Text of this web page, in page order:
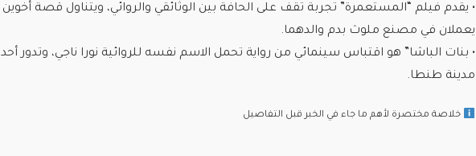
• يقدم فيلم “المستعمرة” تجربة تقف على الحافة بين الوثائقي والروائي، ويتناول قصة أخوين
يعملان في مصنع ملوث بدم والدهما.
• بنات الباشا” هو اقتباس سينمائي من رواية تحمل الاسم نفسه للروائية نورا ناجي، وتدور
مدينة طنطا.
خلاصة مختصرة لأهم ما جاء في الخبر قبل التفاصيل